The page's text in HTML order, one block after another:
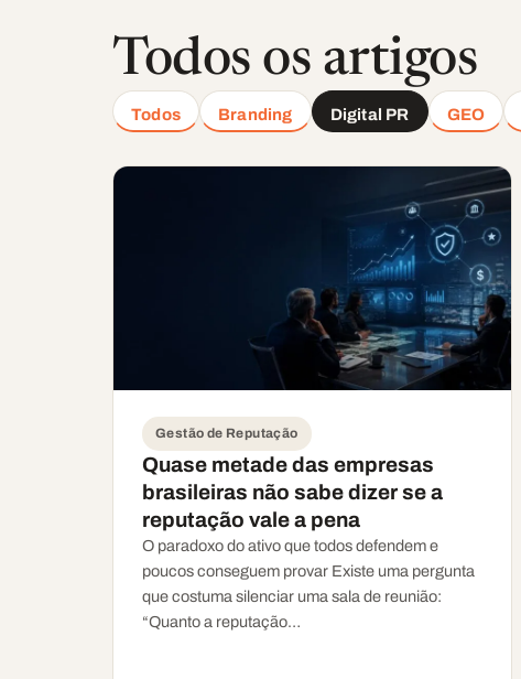
Todos os artigos
Todos Branding Digital PR GEO
Gestão de Reputação
Quase metade das empresas
brasileiras não sabe dizer se a
reputação vale a pena
O paradoxo do ativo que todos defendem e
poucos conseguem provar Existe uma pergunta
que costuma silenciar uma sala de reunião:
“Quanto a reputação…